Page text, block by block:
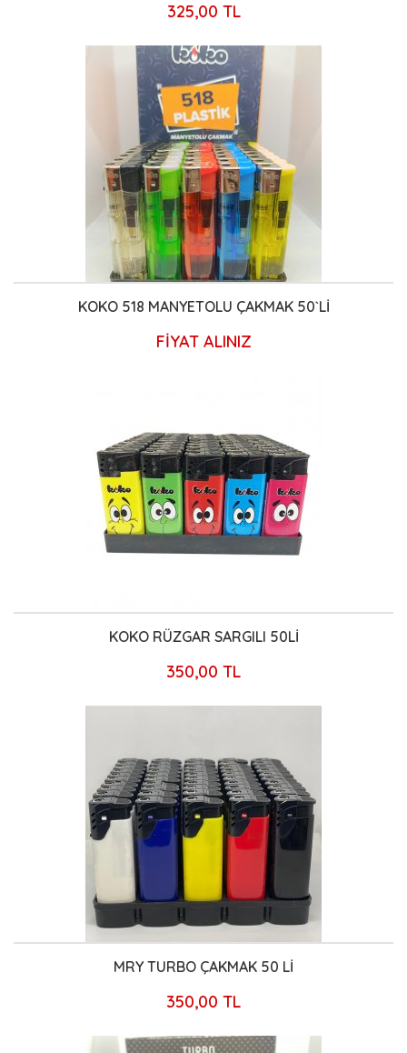
325,00 TL
KOKO 518 MANYETOLU ÇAKMAK 50`Lİ
FİYAT ALINIZ
KOKO RÜZGAR SARGILI 50Lİ
350,00 TL
MRY TURBO ÇAKMAK 50 Lİ
350,00 TL